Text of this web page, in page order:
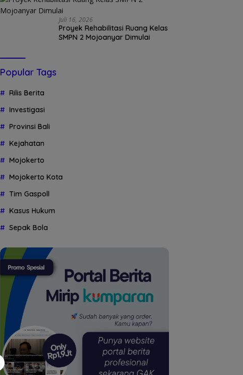
Juli 16, 2026
Proyek Rehabilitasi Ruang Kelas
SMPN 2 Mojoanyar Dimulai
Popular Tags
Rilis Berita
Investigasi
Provinsi Bali
Kejahatan
Mojokerto
Mojokerto Kota
Tim Gaspoll
Kasus Hukum
Sepak Bola